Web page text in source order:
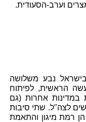
וערב-הסעודית.
בישראל נבע משלושה
הראשית, לפיתוח
במדינות אחרות (גם
לצה"ל. שתי סיבות
הן רמת מיגון והתאמת